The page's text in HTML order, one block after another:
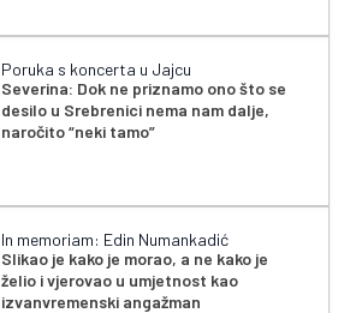
Poruka s koncerta u Jajcu
Severina: Dok ne priznamo ono što se
desilo u Srebrenici nema nam dalje,
naročito “neki tamo”
In memoriam: Edin Numankadić
Slikao je kako je morao, a ne kako je
želio i vjerovao u umjetnost kao
izvanvremenski angažman